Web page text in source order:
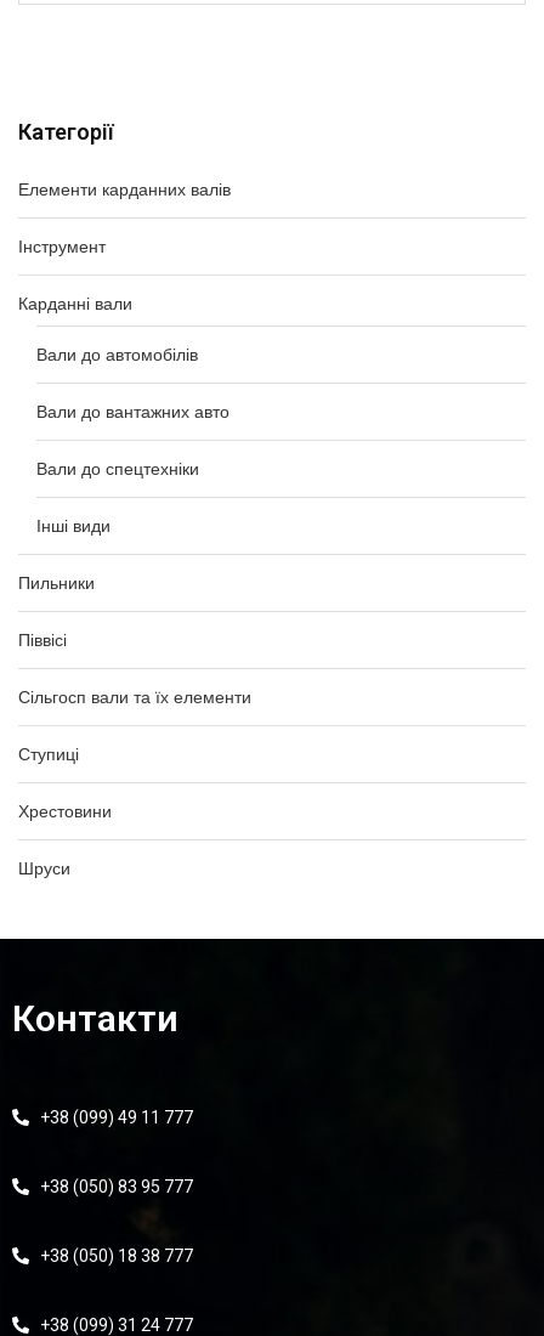
Категорії
Елементи карданних валів
Інструмент
Карданні вали
Вали до автомобілів
Вали до вантажних авто
Вали до спецтехніки
Інші види
Пильники
Піввісі
Сільгосп вали та їх елементи
Ступиці
Хрестовини
Шруси
Контакти
+38 (099) 49 11 777
+38 (050) 83 95 777
+38 (050) 18 38 777
+38 (099) 31 24 777